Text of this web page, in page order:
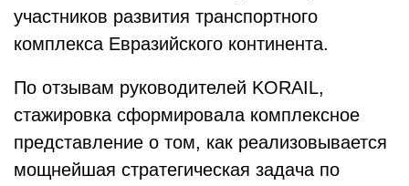
участников развития транспортного
комплекса Евразийского континента.
По отзывам руководителей KORAIL,
стажировка сформировала комплексное
представление о том, как реализовывается
мощнейшая стратегическая задача по